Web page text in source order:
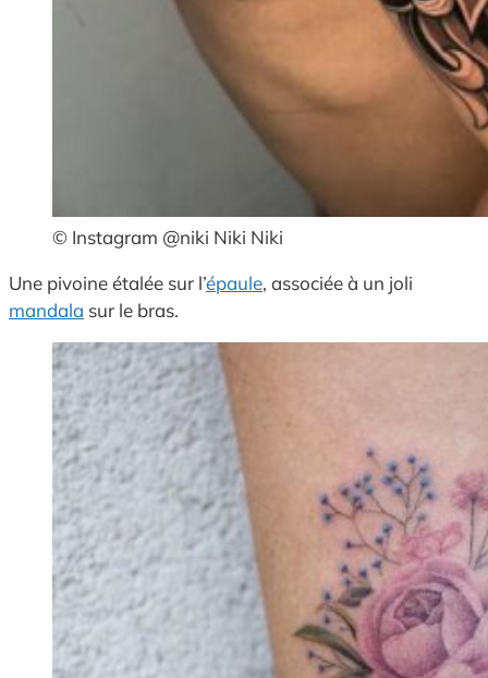
© Instagram @niki Niki Niki
Une pivoine étalée sur l’épaule, associée à un joli
mandala sur le bras.